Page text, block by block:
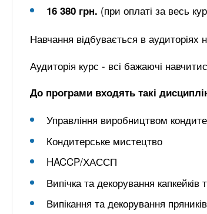
16 380 грн. (при оплаті за весь
Навчання відбувається в аудиторіях
Аудиторія курс - всі бажаючі
До програми входять такі
Управління виробництвом
Кондитерське мистецтво
HACCP/ХАССП
Випічка та декорування капкейків
Випікання та декорування пряників